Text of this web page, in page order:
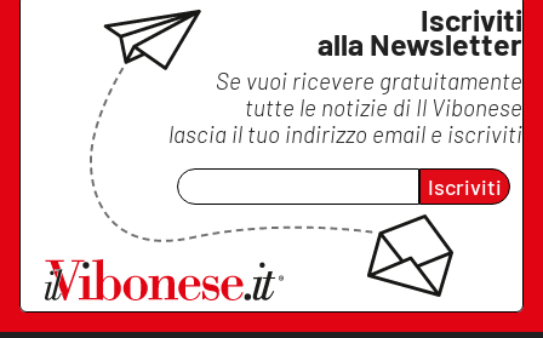
Iscriviti
alla Newsletter
Se vuoi ricevere gratuitamente
tutte le notizie di Il Vibonese
lascia il tuo indirizzo email e iscriviti
Iscriviti